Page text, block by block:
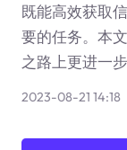
既能高效获取
要的任务。本
之路上更进一步
2023-08-21 14:18